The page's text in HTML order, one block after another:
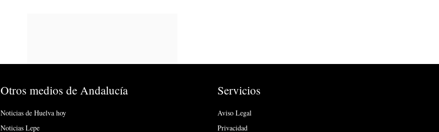
Otros medios de Andalucía
Noticias de Huelva hoy
Noticias Lepe
Servicios
Aviso Legal
Privacidad